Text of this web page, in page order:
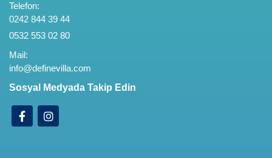
Telefon:
0242 844 39 44
0532 553 02 80
Mail:
info@definevilla.com
Sosyal Medyada Takip Edin